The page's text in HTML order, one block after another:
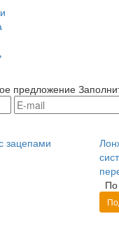
предложение
зацепами
По